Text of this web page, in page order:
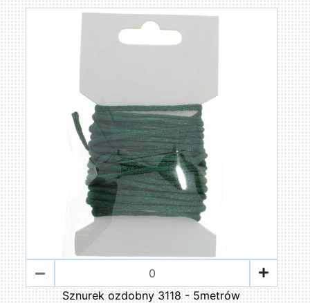
Sznurek ozdobny 3118 - 5metrów